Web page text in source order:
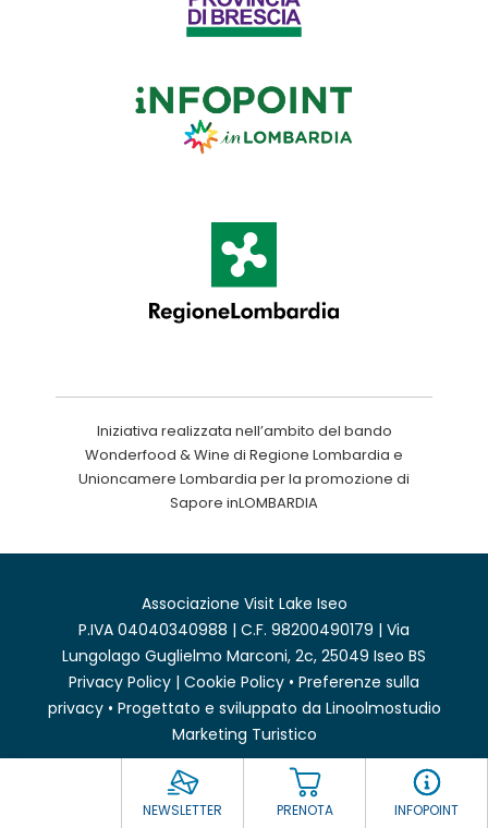
NEWSLETTER PRENOTA INFOPOINT
Iniziativa realizzata nell’ambito del bando
Wonderfood & Wine di Regione Lombardia e
Unioncamere Lombardia per la promozione di
Sapore inLOMBARDIA
Associazione Visit Lake Iseo
P.IVA 04040340988 | C.F. 98200490179 | Via
Lungolago Guglielmo Marconi, 2c, 25049 Iseo BS
Privacy Policy | Cookie Policy • Preferenze sulla
privacy• Progettato e sviluppato da Linoolmostudio
Marketing Turistico